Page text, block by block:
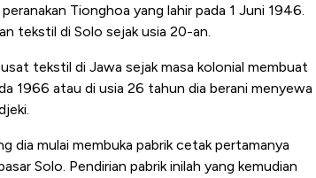
Tionghoa yang lahir pada 1 Juni 1946.
tekstil di Solo sejak usia 20-an.
tekstil di Jawa sejak masa kolonial membuat
1966 atau di usia 26 tahun dia berani menyewa
dia mulai membuka pabrik cetak pertamanya
Solo. Pendirian pabrik inilah yang kemudian